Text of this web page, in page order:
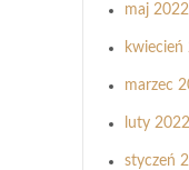
maj 2022
kwiecień
marzec
luty 2022
styczeń